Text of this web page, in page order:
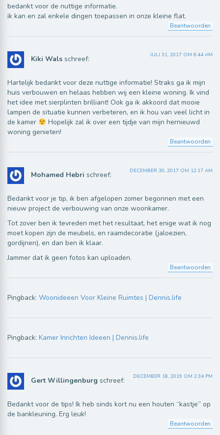
bedankt voor de nuttige informatie.
ik kan en zal enkele dingen toepassen in onze kleine flat.
Beantwoorden
Kiki Wals schreef: JULI 31, 2017 OM 8:44 AM
Hartelijk bedankt voor deze nuttige informatie! Straks ga ik mijn
huis verbouwen en helaas hebben wij een kleine woning. Ik vind
het idee met sierplinten brilliant! Ook ga ik akkoord dat mooie
lampen de situatie kunnen verbeteren, en ik hou van veel licht in
de kamer
Hopelijk zal ik over een tijdje van mijn hernieuwd
woning genieten!
Beantwoorden
Mohamed Hebri schreef: DECEMBER 30, 2017 OM 12:17 AM
Bedankt voor je tip, ik ben afgelopen zomer begonnen met een
nieuw project de verbouwing van onze woonkamer.
Tot zover ben ik tevreden met het resultaat, het enige wat ik nog
moet kopen zijn de meubels, en raamdecoratie (jaloezien,
gordijnen), en dan ben ik klaar.
Jammer dat ik geen fotos kan uploaden.
Beantwoorden
Pingback: Woonideeen Voor Kleine Ruimtes | Dennis.life
Pingback: Kamer Inrichten Ideeen | Dennis.life
Gert Willingenburg schreef: DECEMBER 18, 2019 OM 2:34 PM
Bedankt voor de tips! Ik heb sinds kort nu een houten “kastje” op
de bankleuning. Erg leuk!
Beantwoorden